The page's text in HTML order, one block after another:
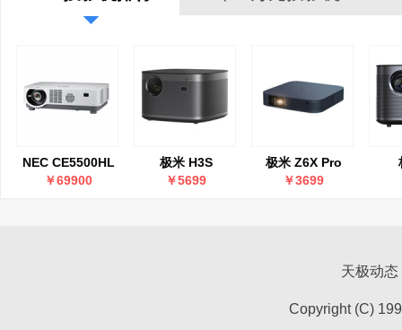
NEC CE5500HL
￥69900
极米 H3S
￥5699
极米 Z6X Pro
￥3699
天极动态
Copyright (C)